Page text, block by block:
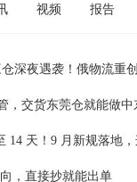
视频 报告
夜遇袭！俄物流重创，中
，交货东莞仓就能做中
14 天！9 月新规落地
，直接抄就能出单